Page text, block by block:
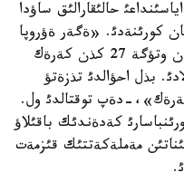
حالئقارالئق ساؤدا
- ورئندا تذرعان كورئنةدئ. «ةگةر ةؤروپا
ةلدةرئندة ةكسپورتتئق راسئمدةؤدةن وتؤگة 27 كذن كةرةك
بولادئ. بذل احؤالدئ تذزةتؤ
كةرةك»،-دةپ توقتالدئ ول.
كةدةندئك باقئلاؤ
مةملةكةتتئك قئزمةت